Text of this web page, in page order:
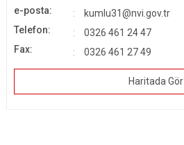
e-posta:
kumlu31@nvi.gov.tr
Telefon:
0326 461 24 47
Fax:
0326 461 27 49
Haritada Gör